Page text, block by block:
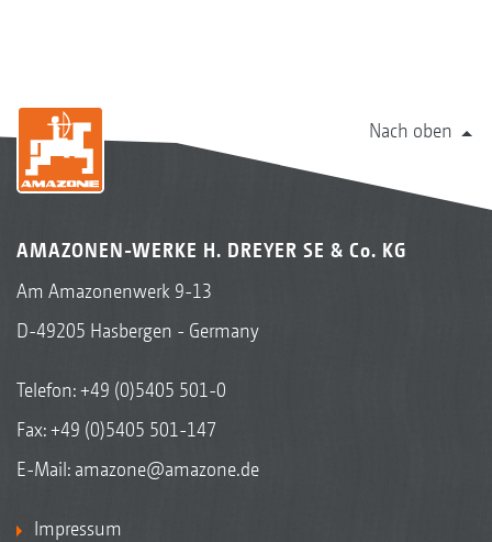
Nach oben
AMAZONEN-WERKE H. DREYER SE & Co. KG
Am Amazonenwerk 9-13
D-49205 Hasbergen - Germany
Telefon:+49 (0)5405 501-0
Fax: +49 (0)5405 501-147
E-Mail: amazone@amazone.de
Impressum